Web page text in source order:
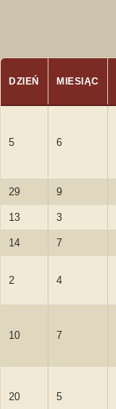
DZIEŃ MIESIĄC
5 6
29 9
13 3
14 7
2 4
10 7
20 5